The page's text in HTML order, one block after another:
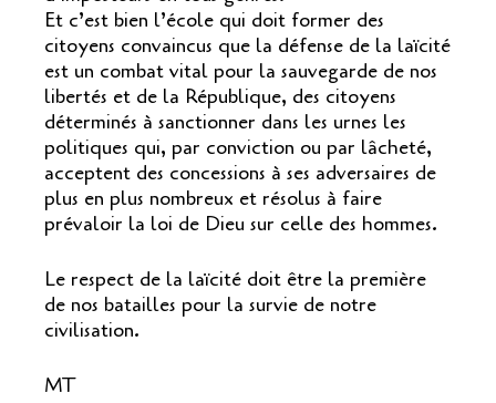
Et c’est bien l’école qui doit former des
citoyens convaincus que la défense de la laïcité
est un combat vital pour la sauvegarde de nos
libertés et de la République, des citoyens
déterminés à sanctionner dans les urnes les
politiques qui, par conviction ou par lâcheté,
acceptent des concessions à ses adversaires de
plus en plus nombreux et résolus à faire
prévaloir la loi de Dieu sur celle des hommes.
Le respect de la laïcité doit être la première
de nos batailles pour la survie de notre
civilisation.
MT